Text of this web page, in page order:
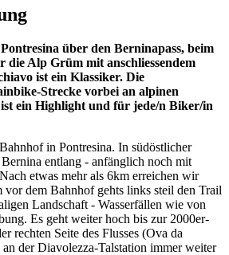
über den Berninapass, beim
die Alp Grüm mit anschliessendem
ist ein Klassiker. Die
Strecke vorbei an alpinen
ein Highlight und für jede/n Biker/in
in Pontresina. In südöstlicher
entlang - anfänglich noch mit
etwas mehr als 6km erreichen wir
vor dem Bahnhof gehts links steil den Trail
Landschaft - Wasserfällen wie von
Es geht weiter hoch bis zur 2000er-
rechten Seite des Flusses (Ova da
der Diavolezza-Talstation immer weiter